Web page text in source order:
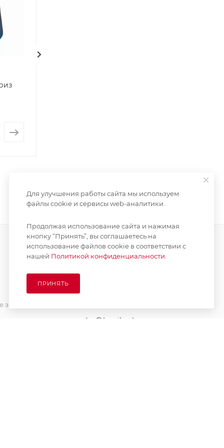
order@kupikashpo.ru
Для улучшения работы сайта мы используем
файлы cookie и сервисы web-аналитики.
Продолжая использование сайта и нажимая
кнопку “Принять”, вы соглашаетесь на
использование файлов cookie в соответствии с
нашей Политикой конфиденциальности.
ПРИНЯТЬ